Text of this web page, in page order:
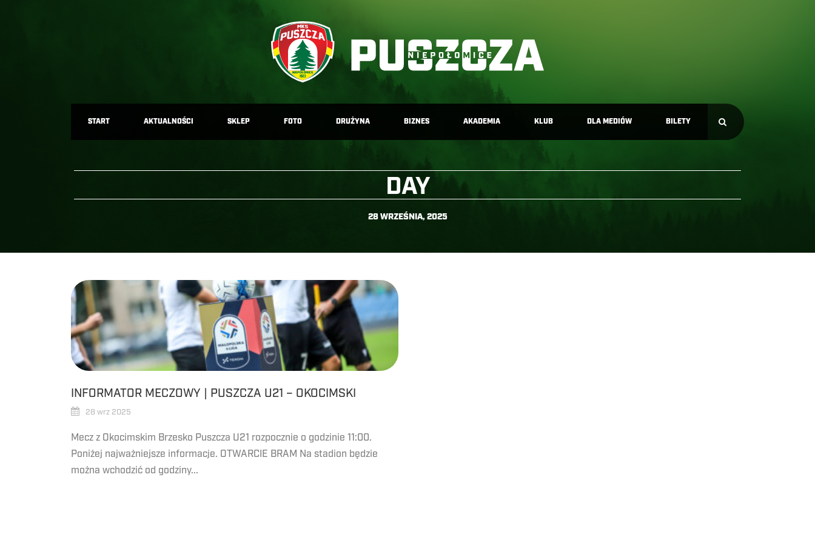
START AKTUALNOŚCI SKLEP FOTO DRUŻYNA BIZNES AKADEMIA KLUB DLA MEDIÓW BILETY
DAY
28 WRZEŚNIA, 2025
INFORMATOR MECZOWY | PUSZCZA U21 – OKOCIMSKI
28 wrz 2025
Mecz z Okocimskim Brzesko Puszcza U21 rozpocznie o godzinie 11:00.
Poniżej najważniejsze informacje. OTWARCIE BRAM Na stadion będzie
można wchodzić od godziny...